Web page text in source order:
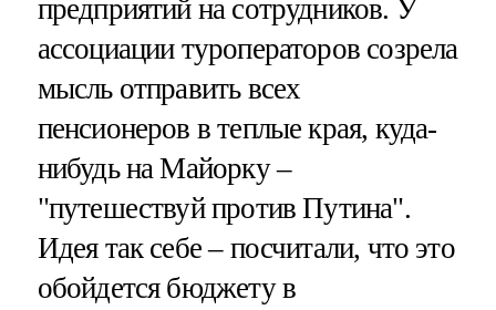
предприятий на сотрудников. У
ассоциации туроператоров созрела
мысль отправить всех
пенсионеров в теплые края, куда-
нибудь на Майорку –
"путешествуй против Путина".
Идея так себе – посчитали, что это
обойдется бюджету в